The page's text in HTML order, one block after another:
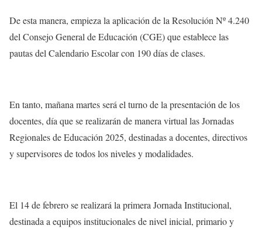
De esta manera, empieza la aplicación de la Resolución Nº 4.240
del Consejo General de Educación (CGE) que establece las
pautas del Calendario Escolar con 190 días de clases.
En tanto, mañana martes será el turno de la presentación de los
docentes, día que se realizarán de manera virtual las Jornadas
Regionales de Educación 2025, destinadas a docentes, directivos
y supervisores de todos los niveles y modalidades.
El 14 de febrero se realizará la primera Jornada Institucional,
destinada a equipos institucionales de nivel inicial, primario y